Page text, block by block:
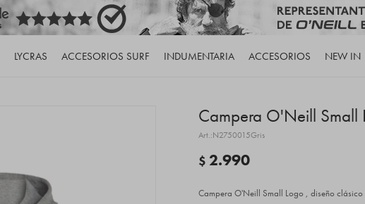
LYCRAS ACCESORIOS SURF INDUMENTARIA ACCESORIOS NEW IN
Campera O'Neill Small
N2750015Gris
$ 2.990
Campera O'Neill Small Logo , diseño